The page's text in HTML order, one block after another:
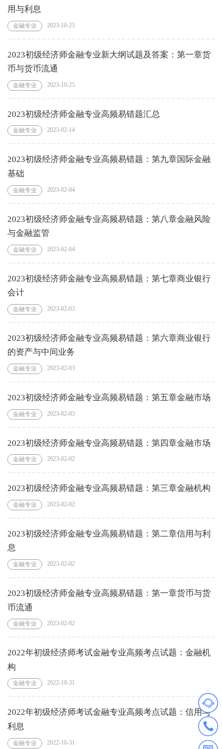
用与利息
金融专业 2023-10-25
2023初级经济师金融专业新大纲试题及答案：第一章货
币与货币流通
金融专业 2023-10-25
2023初级经济师金融专业高频易错题汇总
金融专业 2023-02-14
2023初级经济师金融专业高频易错题：第九章国际金融
基础
金融专业 2023-02-04
2023初级经济师金融专业高频易错题：第八章金融风险
与金融监管
金融专业 2023-02-04
2023初级经济师金融专业高频易错题：第七章商业银行
会计
金融专业 2023-02-03
2023初级经济师金融专业高频易错题：第六章商业银行
的资产与中间业务
金融专业 2023-02-03
2023初级经济师金融专业高频易错题：第五章金融市场
金融专业 2023-02-03
2023初级经济师金融专业高频易错题：第四章金融市场
金融专业 2023-02-02
2023初级经济师金融专业高频易错题：第三章金融机构
金融专业 2023-02-02
2023初级经济师金融专业高频易错题：第二章信用与利
息
金融专业 2023-02-02
2023初级经济师金融专业高频易错题：第一章货币与货
币流通
金融专业 2023-02-02
2022年初级经济师考试金融专业高频考点试题：金融机
构
金融专业 2022-10-31
2022年初级经济师考试金融专业高频考点试题：信用与
利息
金融专业 2022-10-31